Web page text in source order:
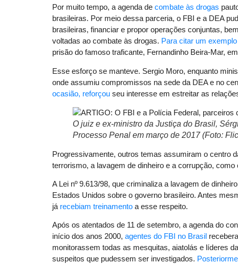
Por muito tempo, a agenda de combate às drogas
brasileiras. Por meio dessa parceria, o FBI e a DEA
brasileiras, financiar e propor operações conjuntas,
voltadas ao combate às drogas. Para citar um
prisão do famoso traficante, Fernandinho Beira-Mar,
Esse esforço se manteve. Sergio Moro, enquanto
onde assumiu compromissos na sede da DEA e no
ocasião, reforçou seu interesse em estreitar as
O juiz e ex-ministro da Justiça do Brasil,
Processo Penal em março de 2017 (Foto:
Progressivamente, outros temas assumiram o centro
terrorismo, a lavagem de dinheiro e a corrupção,
A Lei nº 9.613/98, que criminaliza a lavagem de
Estados Unidos sobre o governo brasileiro. Antes
já recebiam treinamento a esse respeito.
Após os atentados de 11 de setembro, a agenda do
início dos anos 2000, agentes do FBI no Brasil
monitorassem todas as mesquitas, aiatolás e líderes
suspeitos que pudessem ser investigados.